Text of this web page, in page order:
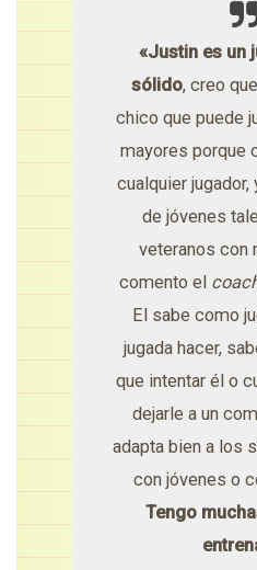
«Justin es un
sólido, creo
chico que puede
mayores porque
cualquier jugador,
de jóvenes
veteranos con
comento el
El sabe como
jugada hacer,
que intentar él o
dejarle a un
adapta bien a los
con jóvenes o
Tengo